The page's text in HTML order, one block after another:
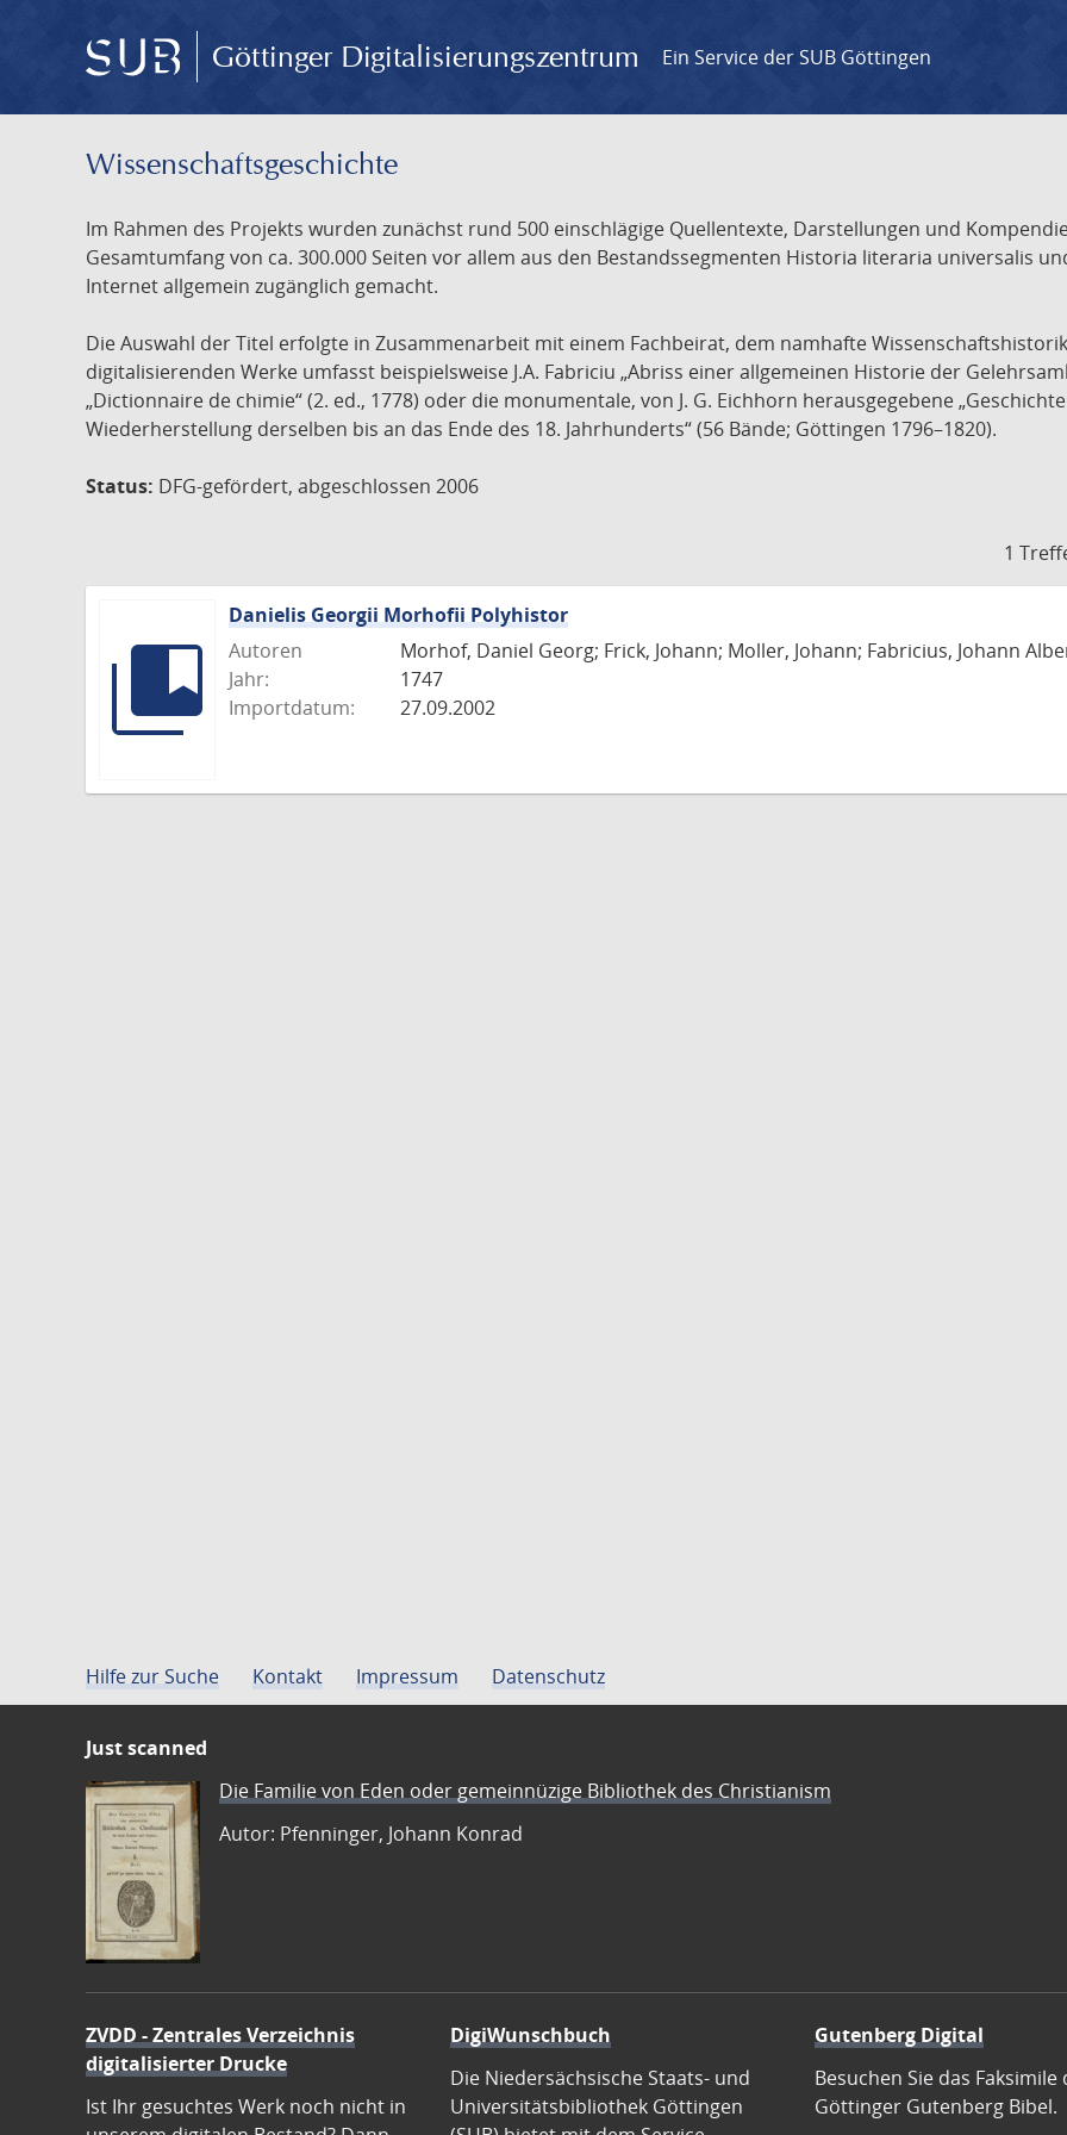
Göttinger Digitalisierungszentrum Ein Service der SUB Göttingen
Wissenschafts­geschichte
Im Rahmen des Projekts wurden zunächst rund 500 einschlägige Quellentexte, Darstellungen und
Gesamtumfang von ca. 300.000 Seiten vor allem aus den Bestandssegmenten Historia literaria universalis
Internet allgemein zugänglich gemacht.
Die Auswahl der Titel erfolgte in Zusammenarbeit mit einem Fachbeirat, dem namhafte
digitalisierenden Werke umfasst beispielsweise J.A. Fabriciu „Abriss einer allgemeinen Historie der
„Dictionnaire de chimie“ (2. ed., 1778) oder die monumentale, von J. G. Eichhorn herausgegebene
Wiederherstellung derselben bis an das Ende des 18. Jahrhunderts“ (56 Bände; Göttingen 1796–1820).
Status: DFG-gefördert, abgeschlossen 2006
1
Danielis Georgii Morhofii Polyhistor
Autoren
Morhof, Daniel Georg; Frick, Johann; Moller, Johann; Fabricius, Johann
Jahr:
1747
Importdatum:
27.09.2002
Hilfe zur Suche Kontakt Impressum Datenschutz
Just scanned
Die Familie von Eden oder gemeinnüzige Bibliothek des Christianism
Autor: Pfenninger, Johann Konrad
ZVDD - Zentrales Verzeichnis
digitalisierter Drucke
Ist Ihr gesuchtes Werk noch nicht in
DigiWunschbuch
Die Niedersächsische Staats- und
Universitätsbibliothek Göttingen
Gutenberg Digital
Besuchen Sie das Faksimile
Göttinger Gutenberg Bibel.